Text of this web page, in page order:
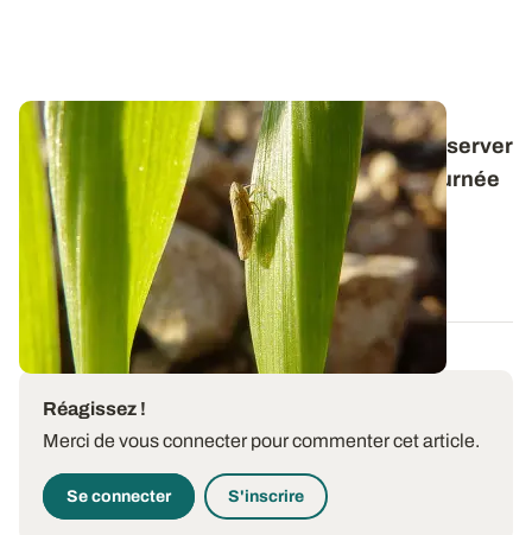
Ravageurs d'automne - Cicadelles : les observer
pendant la période la plus chaude de la journée
Les cicadelles de l’espècePsammotettix
alienus transmettent les virus de la maladie des...
14 NOV. 2025
Réagissez !
Merci de vous connecter pour commenter cet article.
Se connecter S'inscrire